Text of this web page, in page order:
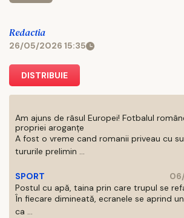
Redactia
26/05/2026 15:35
DISTRIBUIE
Am ajuns de râsul Europei! Fotbalul
propriei aroganțe
A fost o vreme cand romanii priveau cu
tururile prelimin ...
SPORT
Postul cu apă, taina prin care trupul se
În fiecare dimineată, ecranele se aprind
ca ...